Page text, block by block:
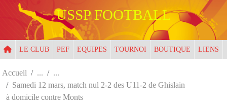
USSP FOOTBALL
LE CLUB PEF EQUIPES TOURNOI BOUTIQUE LIENS
Accueil
Samedi 12 mars, match nul 2-2 des U11-2 de Ghislain
à domicile contre Monts
Panneau de gestion des cookies